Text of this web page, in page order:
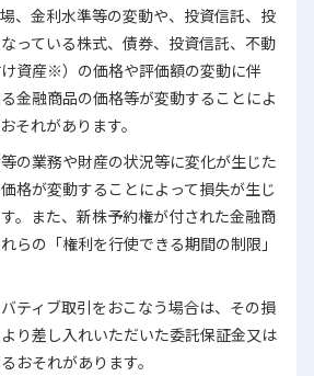
、金利水準等の変動や、投資信託、投
っている株式、債券、投資信託、不動
資産※）の価格や評価額の変動に伴
金融商品の価格等が変動することによ
それがあります。
の業務や財産の状況等に変化が生じた
格が変動することによって損失が生じ
。また、新株予約権が付された金融商
らの「権利を行使できる期間の制限」
ティブ取引をおこなう場合は、その損
り差し入れいただいた委託保証金又は
おそれがあります。